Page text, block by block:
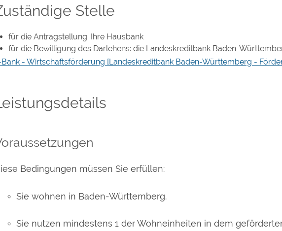
Stelle
für die Antragstellung: Ihre Hausbank
für die Bewilligung des Darlehens: die Landeskreditbank Baden-
- Wirtschaftsförderung [Landeskreditbank Baden-Württemberg -
Bedingungen müssen Sie erfüllen:
Sie wohnen in Baden-Württemberg.
Sie nutzen mindestens 1 der Wohneinheiten in dem